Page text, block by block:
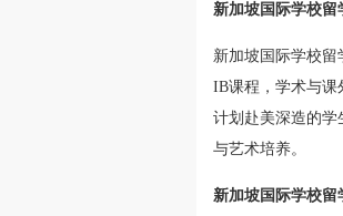
新加坡国际学校留
新加坡国际学校
IB课程，学术与课
计划赴美深造的学
与艺术培养。
新加坡国际学校留